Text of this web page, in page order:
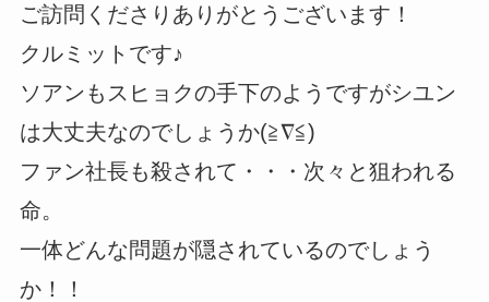
ご訪問くださりありがとうございます！
クルミットです♪
ソアンもスヒョクの手下のようですがシユン
は大丈夫なのでしょうか(≧∇≦)
ファン社長も殺されて・・・次々と狙われる
命。
一体どんな問題が隠されているのでしょう
か！！